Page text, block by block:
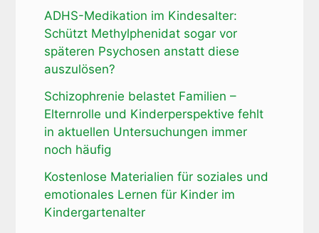
ADHS-Medikation im Kindesalter:
Schützt Methylphenidat sogar vor
späteren Psychosen anstatt diese
auszulösen?
Schizophrenie belastet Familien –
Elternrolle und Kinderperspektive fehlt
in aktuellen Untersuchungen immer
noch häufig
Kostenlose Materialien für soziales und
emotionales Lernen für Kinder im
Kindergartenalter